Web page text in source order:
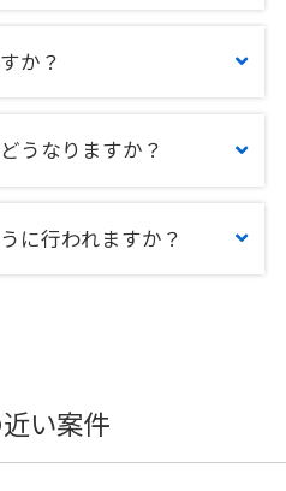
か？
うなりますか？
に行われますか？
い案件